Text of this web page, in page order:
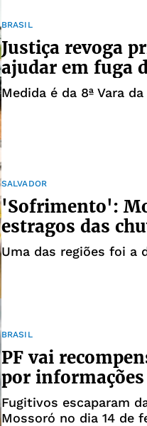
BRASIL
Justiça revoga
ajudar em fuga
Medida é da 8ª Vara
SALVADOR
'Sofrimento':
estragos das
Uma das regiões foi a
BRASIL
PF vai
por
Fugitivos escaparam
Mossoró no dia 14 de